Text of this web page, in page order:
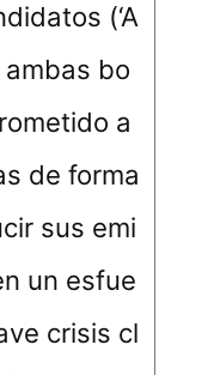
(‘A
ambas bo
a
de forma
sus emi
un esfue
crisis cl